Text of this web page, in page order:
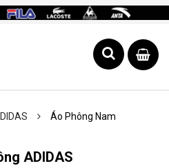
Áo Phông Nam
ADIDAS